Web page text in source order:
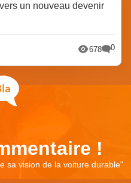
un nouveau devenir
678 0
!
sa vision de la voiture durable"